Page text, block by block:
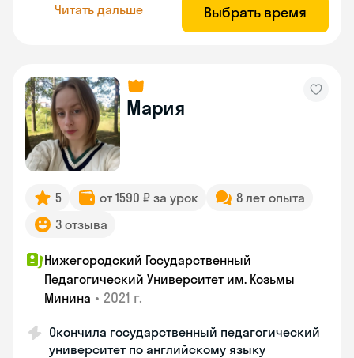
Читать дальше Выбрать время
Мария
5 от 1590 ₽ за урок
8 лет опыта
3 отзыва
Нижегородский Государственный
Педагогический Университет им. Козьмы
Минина • 2021 г.
Окончила государственный педагогический
университет по английскому языку